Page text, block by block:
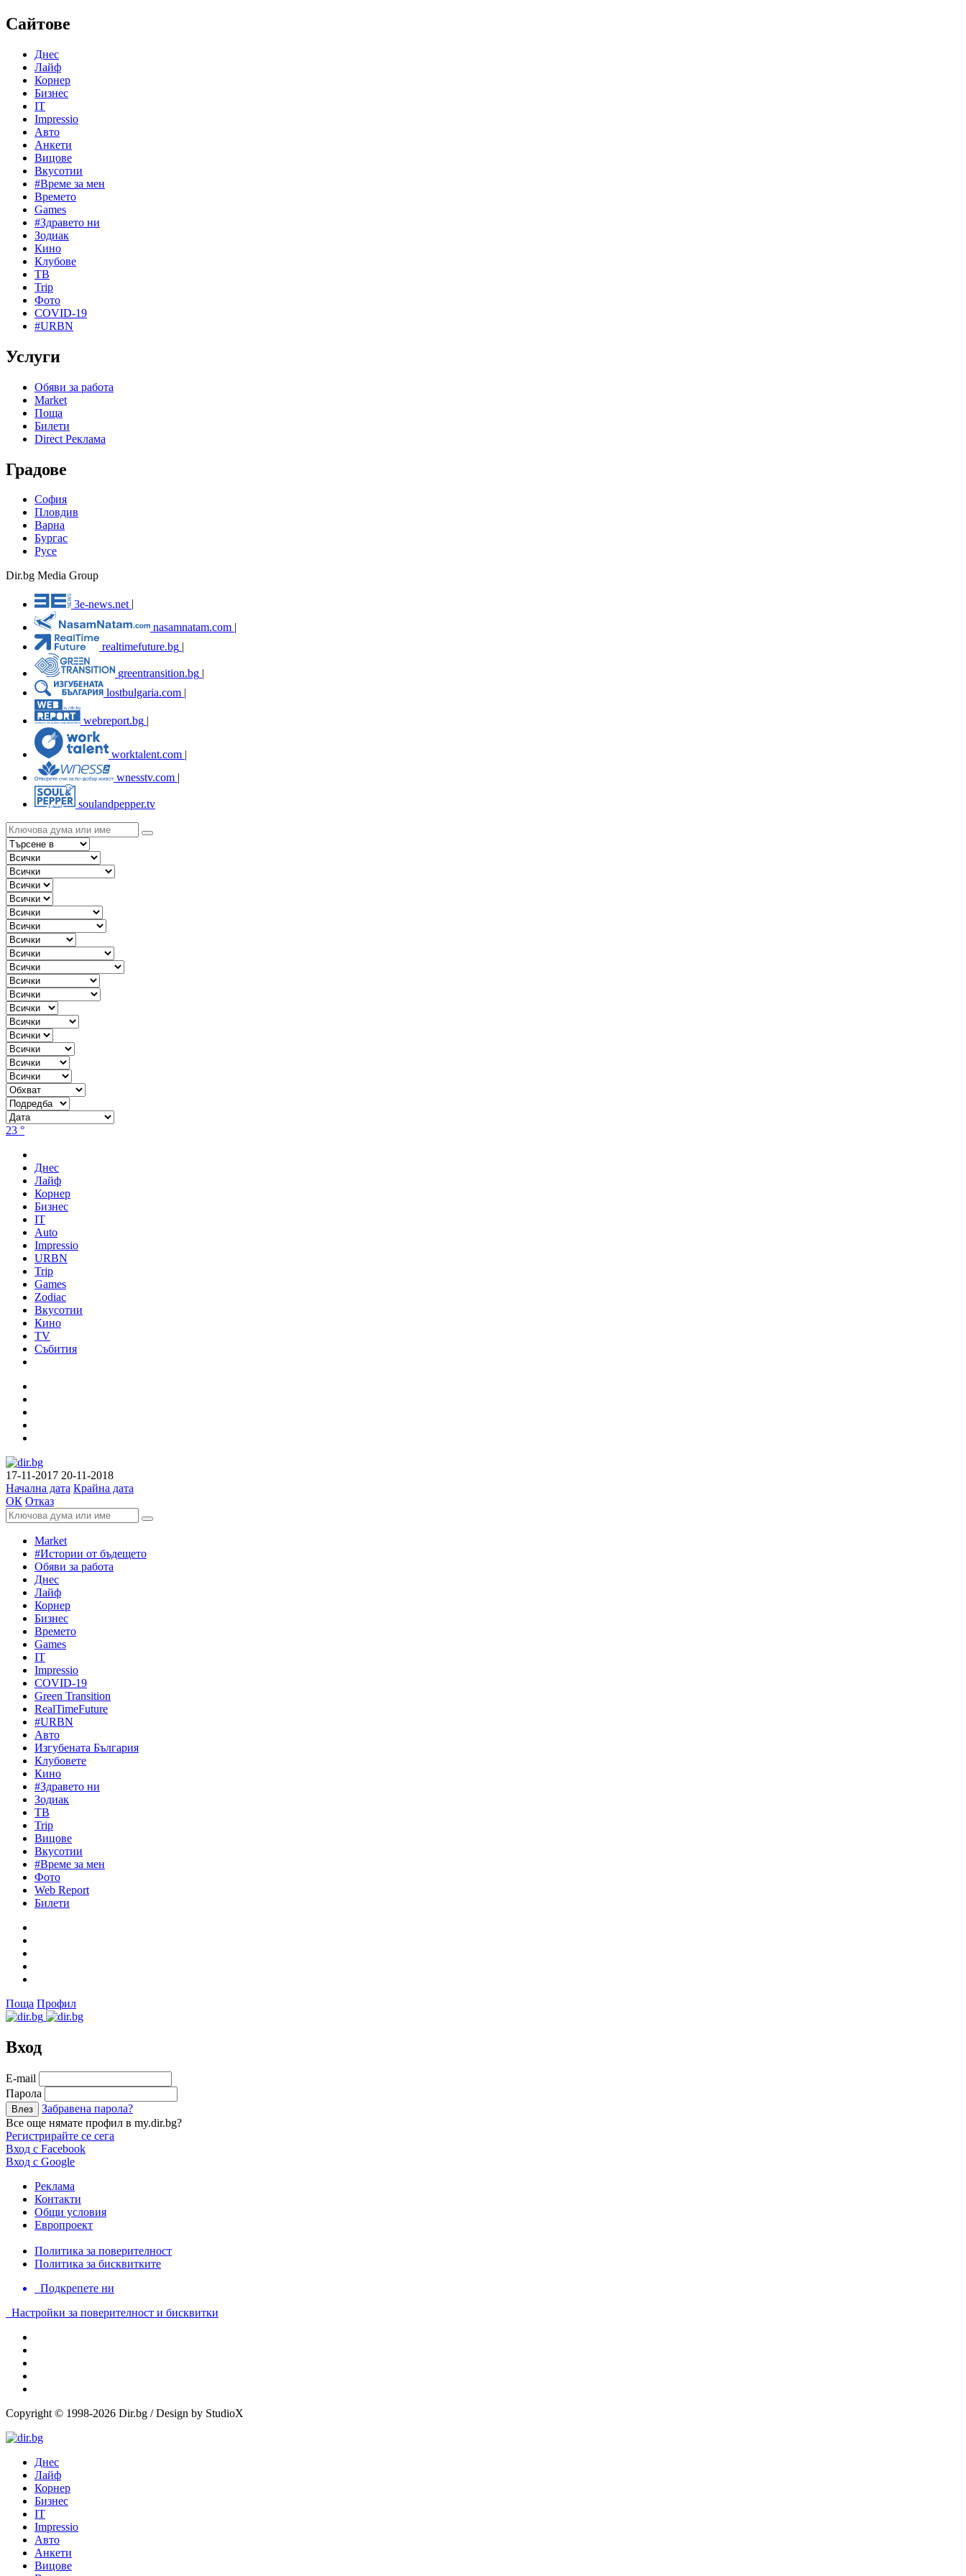
Сайтове
Днес
Лайф
Корнер
Бизнес
IT
Impressio
Авто
Анкети
Вицове
Вкусотии
#Време за мен
Времето
Games
#Здравето ни
Зодиак
Кино
Клубове
ТВ
Trip
Фото
COVID-19
#URBN
Услуги
Обяви за работа
Market
Поща
Билети
Direct Реклама
Градове
София
Пловдив
Варна
Бургас
Русе
Dir.bg Media Group
3e-news.net
nasamnatam.com |
realtimefuture.bg |
greentransition.bg |
lostbulgaria.com |
webreport.bg
worktalent.com |
wnesstv.com |
soulandpepper.tv
23 °
Днес
Лайф
Корнер
Бизнес
IT
Auto
Impressio
URBN
Trip
Games
Zodiac
Вкусотии
Кино
TV
Събития
17-11-2017 20-11-2018
Начална дата Крайна дата
ОК Отказ
Market
#Истории от бъдещето
Обяви за работа
Днес
Лайф
Корнер
Бизнес
Времето
Games
IT
Impressio
COVID-19
Green Transition
RealTimeFuture
#URBN
Авто
Изгубената България
Клубовете
Кино
#Здравето ни
Зодиак
ТВ
Trip
Вицове
Вкусотии
#Време за мен
Фото
Web Report
Билети
Поща Профил
Вход
Е-mail
Парола
Забравена парола?
Все още нямате профил в my.dir.bg?
Регистрирайте се сега
Вход с Facebook
Вход с Google
Реклама
Контакти
Общи условия
Европроект
Политика за поверителност
Политика за бисквитките
Подкрепете ни
Настройки за поверителност и бисквитки
Copyright © 1998-2026 Dir.bg / Design by StudioX
Днес
Лайф
Корнер
Бизнес
IT
Impressio
Авто
Анкети
Вицове